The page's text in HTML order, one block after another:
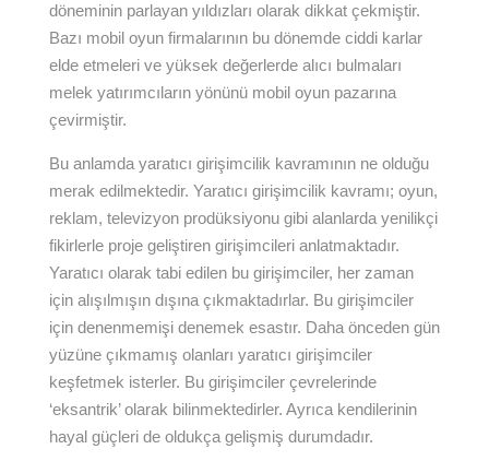
döneminin parlayan yıldızları olarak dikkat çekmiştir.
Bazı mobil oyun firmalarının bu dönemde ciddi karlar
elde etmeleri ve yüksek değerlerde alıcı bulmaları
melek yatırımcıların yönünü mobil oyun pazarına
çevirmiştir.
Bu anlamda yaratıcı girişimcilik kavramının ne olduğu
merak edilmektedir. Yaratıcı girişimcilik kavramı; oyun,
reklam, televizyon prodüksiyonu gibi alanlarda yenilikçi
fikirlerle proje geliştiren girişimcileri anlatmaktadır.
Yaratıcı olarak tabi edilen bu girişimciler, her zaman
için alışılmışın dışına çıkmaktadırlar. Bu girişimciler
için denenmemişi denemek esastır. Daha önceden gün
yüzüne çıkmamış olanları yaratıcı girişimciler
keşfetmek isterler. Bu girişimciler çevrelerinde
‘eksantrik’ olarak bilinmektedirler. Ayrıca kendilerinin
hayal güçleri de oldukça gelişmiş durumdadır.